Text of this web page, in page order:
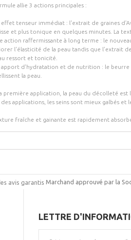
allie 3 actions principales :
effet tenseur immédiat : l'extrait de graines
et plus tonique en quelques minutes. La
action raffermissante à long terme : le
l'élasticité de la peau tandis que l'extrait
ressort et tonicité.
apport d'hydratation et de nutrition : le
la peau.
première application, la peau du décolleté est
applications, les seins sont mieux galbés
fraîche et gainante est rapidement
Marchand approuvé par la
LETTRE